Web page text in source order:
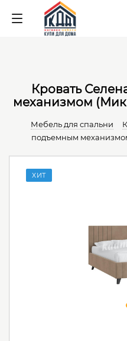
Кровать
механизмом
Мебель для спальни
подъемным
ХИТ